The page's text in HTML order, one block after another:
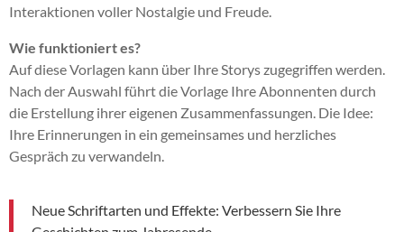
Interaktionen voller Nostalgie und Freude.
Wie funktioniert es?
Auf diese Vorlagen kann über Ihre Storys zugegriffen werden.
Nach der Auswahl führt die Vorlage Ihre Abonnenten durch
die Erstellung ihrer eigenen Zusammenfassungen. Die Idee:
Ihre Erinnerungen in ein gemeinsames und herzliches
Gespräch zu verwandeln.
Neue Schriftarten und Effekte: Verbessern Sie Ihre